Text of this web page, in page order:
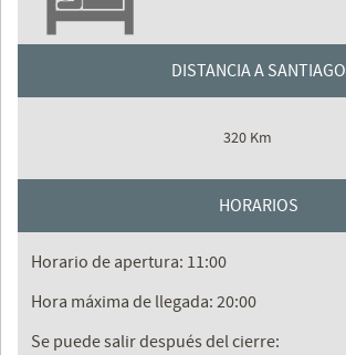
DISTANCIA A SANTIAGO
320 Km
HORARIOS
Horario de apertura: 11:00
Hora máxima de llegada: 20:00
Se puede salir después del cierre: